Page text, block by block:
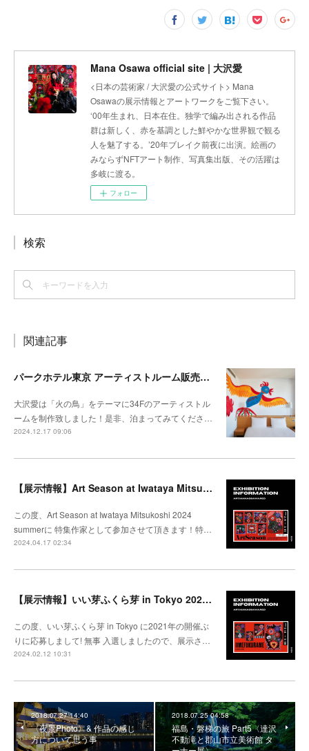
Mana Osawa official site | 大沢愛
<日本の芸術家 / 大沢愛の公式サイト> Mana
Osawaの展示情報とアートワークをご覧下さい。
‘00年生まれ、日本在住。独学で編み出される作品
群は新しく、赤を基調とした鮮やかな世界観で観る
人を魅了する。’20年ブレイク前夜に出演。絵画の
みならずNFTアート制作、写真集出版、その活躍は
多岐に渡る。
フォロー
検索
関連記事
パークホテル東京 アーティストルーム販売開始
大沢愛は「火の鳥」をテーマに34Fのアーティストル
ームを制作致しました！是非、泊まってみてくださ…
2024.12.17 09:06
【展示情報】Art Season at Iwataya Mitsukoshi 2024 summer 特集 大沢愛
この度、Art Season at Iwataya Mitsukoshi 2024
summerに 特集作家として参加させて頂きます！特…
2024.04.17 02:34
【展示情報】いい芽ふくら芽 in Tokyo 2024 @松坂屋上野
この度、いい芽ふくら芽 in Tokyo に2021年の開催ぶ
りに応募しまして! 無事 入選しましたので、展示さ…
2024.02.12 10:31
2018.07.27 14:40
〈夜景Photo〉& 作品の感じ
方について思う事
2018.07.25 04:58
福島・磐梯の旅 Part5〈達沢
不動滝と郡山市立美術館 タ